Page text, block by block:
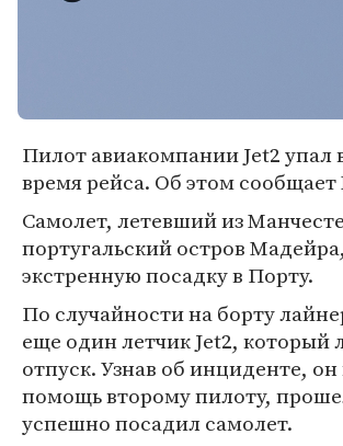
Пилот авиакомпании Jet2 упал
время рейса. Об этом
Самолет, летевший из
португальский остров
экстренную посадку в Порту.
По случайности на борту
еще один летчик Jet2, который
отпуск. Узнав об инциденте,
помощь второму пилоту,
успешно посадил самолет.